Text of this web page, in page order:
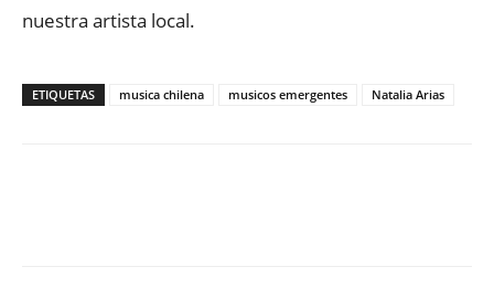
nuestra artista local.
ETIQUETAS musica chilena musicos emergentes Natalia Arias